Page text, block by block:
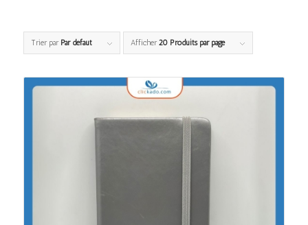
Trier par Par défaut Afficher 20 Produits par page